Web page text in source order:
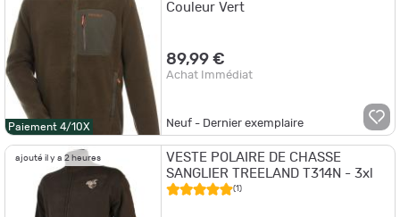
Paiement 4/10X
Couleur Vert
89,99 €
Achat Immédiat
Neuf - Dernier exemplaire
ajouté il y a 2 heures
VESTE POLAIRE DE CHASSE
SANGLIER TREELAND T314N - 3xl
(1)